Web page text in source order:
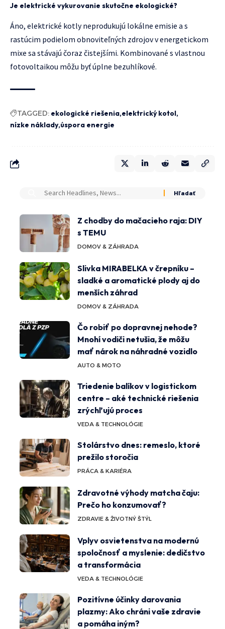
Je elektrické vykurovanie skutočne ekologické?
Áno, elektrické kotly neprodukujú lokálne emisie a s
rastúcim podielom obnoviteľných zdrojov v energetickom
mixe sa stávajú čoraz čistejšími. Kombinované s vlastnou
fotovoltaikou môžu byť úplne bezuhlíkové.
TAGGED: ekologické riešenia elektrický kotol
nízke náklady úspora energie
Z chodby do mačacieho raja: DIY
s TEMU
DOMOV & ZÁHRADA
Slivka MIRABELKA v črepníku –
sladké a aromatické plody aj do
menších záhrad
DOMOV & ZÁHRADA
Čo robiť po dopravnej nehode?
Mnohí vodiči netušia, že môžu
mať nárok na náhradné vozidlo
AUTO & MOTO
Triedenie balíkov v logistickom
centre – aké technické riešenia
zrýchľujú proces
VEDA & TECHNOLÓGIE
Stolárstvo dnes: remeslo, ktoré
prežilo storočia
PRÁCA & KARIÉRA
Zdravotné výhody matcha čaju:
Prečo ho konzumovať?
ZDRAVIE & ŽIVOTNÝ ŠTÝL
Vplyv osvietenstva na modernú
spoločnosť a myslenie: dedičstvo
a transformácia
VEDA & TECHNOLÓGIE
Pozitívne účinky darovania
plazmy: Ako chráni vaše zdravie
a pomáha iným?